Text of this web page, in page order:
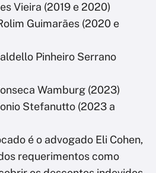
Vieira (2019 e 2020)
Guimarães (2020 e
Pinheiro Serrano
Wamburg (2023)
Stefanutto (2023 a
é o advogado Eli Cohen,
requerimentos como